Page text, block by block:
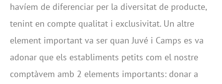
havíem de diferenciar per la diversitat de producte,
tenint en compte qualitat i exclusivitat. Un altre
element important va ser quan Juvé i Camps es va
adonar que els establiments petits com el nostre
comptàvem amb 2 elements importants: donar a